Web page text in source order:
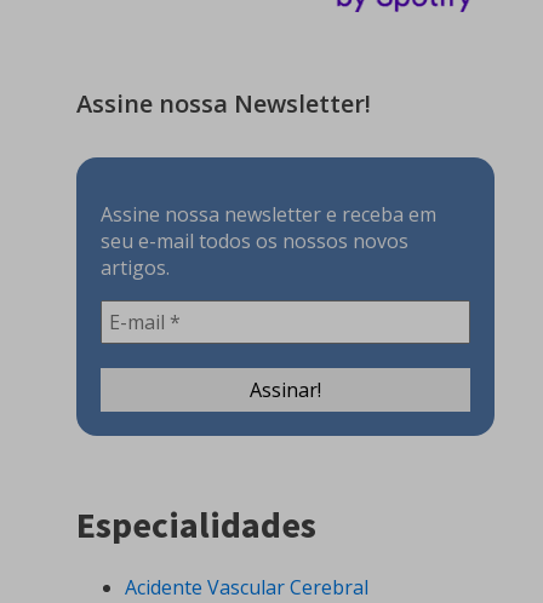
Assine nossa Newsletter!
Assine nossa newsletter e receba em
seu e-mail todos os nossos novos
artigos.
Especialidades
Acidente Vascular Cerebral